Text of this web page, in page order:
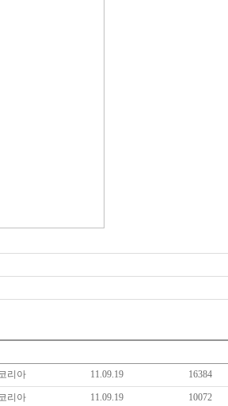
리아 11.09.19 16384
리아 11.09.19 10072